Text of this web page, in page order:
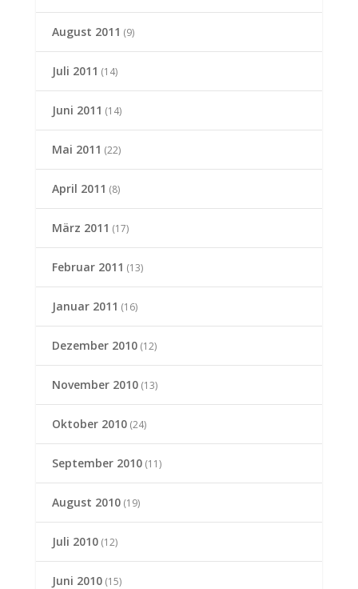
August 2011 (9)
Juli 2011 (14)
Juni 2011 (14)
Mai 2011 (22)
April 2011 (8)
März 2011 (17)
Februar 2011 (13)
Januar 2011 (16)
Dezember 2010(12)
November 2010(13)
Oktober 2010(24)
September 2010(11)
August 2010(19)
Juli 2010(12)
Juni 2010(15)